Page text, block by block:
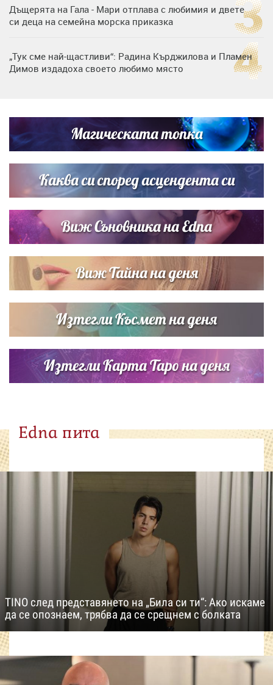
Дъщерята на Гала - Мари отплава с любимия и двете
си деца на семейна морска приказка
„Тук сме най-щастливи“: Радина Кърджилова и Пламен
Димов издадоха своето любимо място
Братя Аргирови я изненадаха с песен
Магическата топка
Каква си според асцендента си
Виж Съновника на Edna
Виж Тайна на деня
Изтегли Късмет на деня
Изтегли Карта Таро на деня
Edna пита
TINO след представянето на „Била си ти“: Ако искаме
да се опознаем, трябва да се срещнем с болката